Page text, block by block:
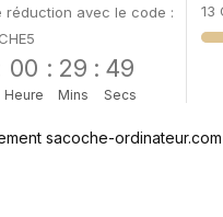
réduction avec le code :
00
Heure
: 29
Mins
: 49
Secs
13